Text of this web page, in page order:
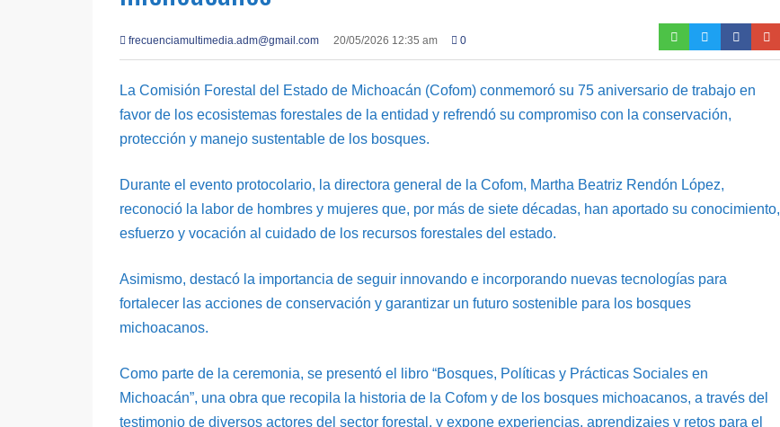
frecuenciamultimedia.adm@gmail.com 20/05/2026 12:35 am 0
La Comisión Forestal del Estado de Michoacán (Cofom) conmemoró su 75 aniversario de trabajo en
favor de los ecosistemas forestales de la entidad y refrendó su compromiso con la conservación,
protección y manejo sustentable de los bosques.
Durante el evento protocolario, la directora general de la Cofom, Martha Beatriz Rendón López,
reconoció la labor de hombres y mujeres que, por más de siete décadas, han aportado su conocimiento,
esfuerzo y vocación al cuidado de los recursos forestales del estado.
Asimismo, destacó la importancia de seguir innovando e incorporando nuevas tecnologías para
fortalecer las acciones de conservación y garantizar un futuro sostenible para los bosques
michoacanos.
Como parte de la ceremonia, se presentó el libro “Bosques, Políticas y Prácticas Sociales en
Michoacán”, una obra que recopila la historia de la Cofom y de los bosques michoacanos, a través del
testimonio de diversos actores del sector forestal, y expone experiencias, aprendizajes y retos para el